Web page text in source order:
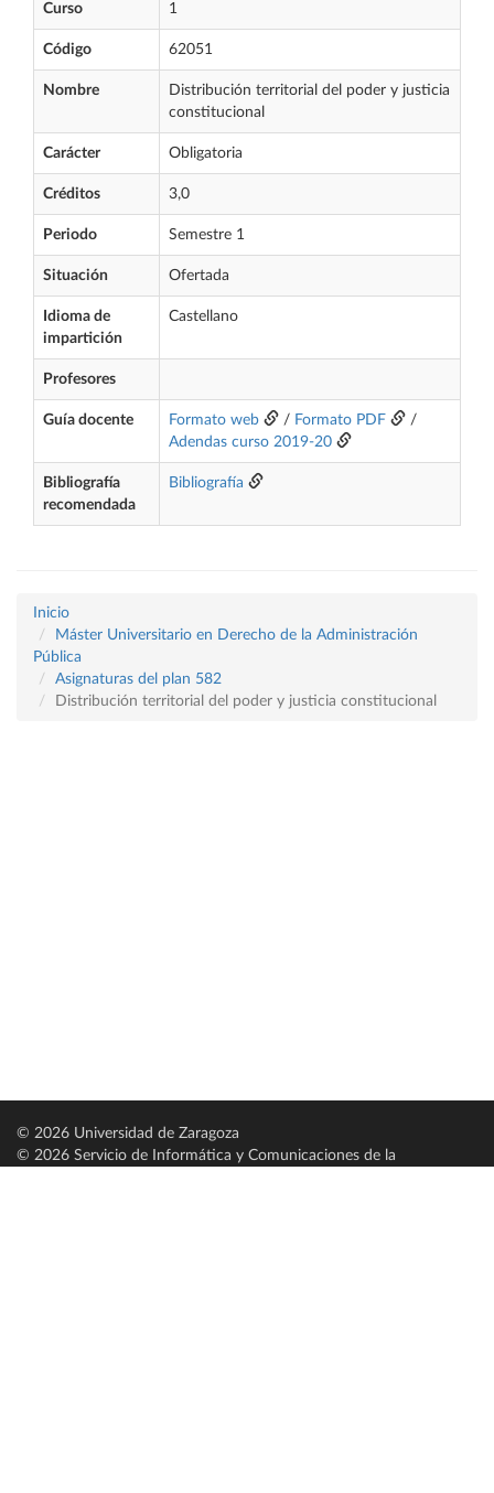
Curso 1
Código 62051
Nombre
Distribución territorial del poder y justicia
constitucional
Carácter Obligatoria
Créditos 3,0
Periodo Semestre 1
Situación Ofertada
Idioma de
impartición
Castellano
Profesores
Guía docente Formato web / Formato PDF
/
Adendas curso 2019-20
Bibliografía
recomendada
Bibliografía
Inicio
Máster Universitario en Derecho de la Administración
Pública
Asignaturas del plan 582
Distribución territorial del poder y justicia constitucional
© 2026 Universidad de Zaragoza
© 2026 Servicio de Informática y Comunicaciones de la